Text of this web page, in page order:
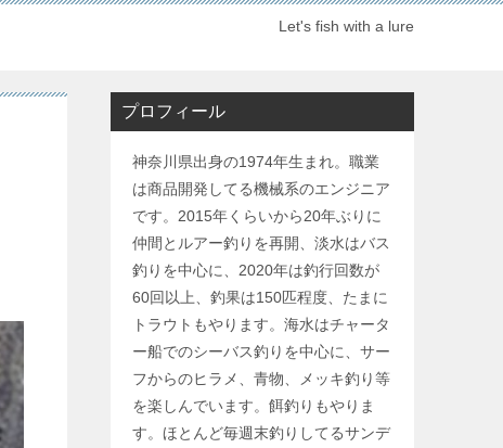
Let's fish with a lure
プロフィール
神奈川県出身の1974年生まれ。職業
は商品開発してる機械系のエンジニア
です。2015年くらいから20年ぶりに
仲間とルアー釣りを再開、淡水はバス
釣りを中心に、2020年は釣行回数が
60回以上、釣果は150匹程度、たまに
トラウトもやります。海水はチャータ
ー船でのシーバス釣りを中心に、サー
フからのヒラメ、青物、メッキ釣り等
を楽しんでいます。餌釣りもやりま
す。ほとんど毎週末釣りしてるサンデ